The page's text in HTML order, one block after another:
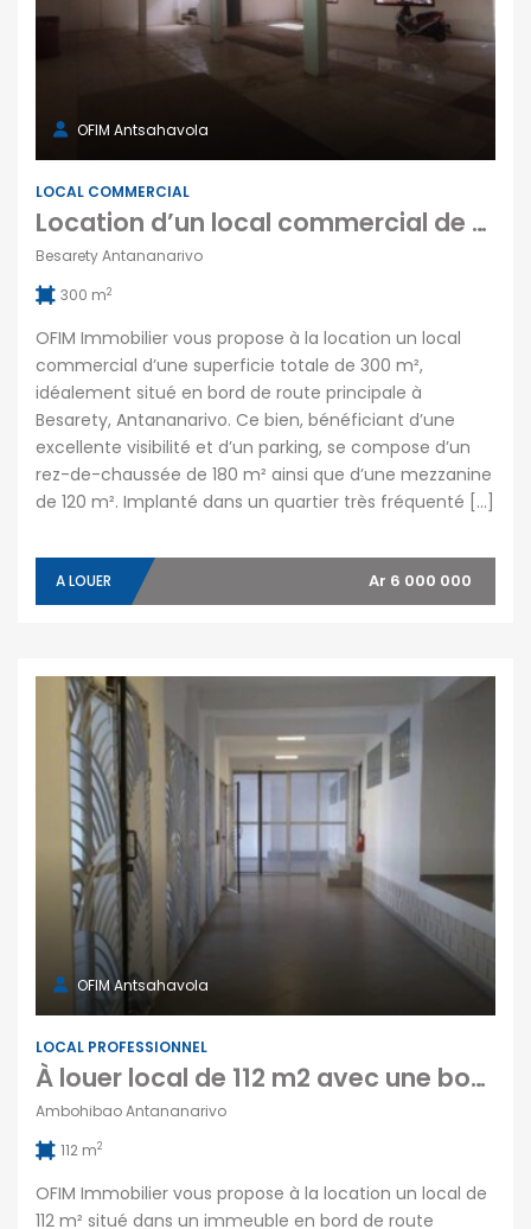
OFIM Antsahavola
LOCAL COMMERCIAL
Location d’un local commercial de 300 m2 situé en bord de route principale à Besarety Antananarivo
Besarety Antananarivo
300 m2
OFIM Immobilier vous propose à la location un local
commercial d’une superficie totale de 300 m²,
idéalement situé en bord de route principale à
Besarety, Antananarivo. Ce bien, bénéficiant d’une
excellente visibilité et d’un parking, se compose d’un
rez-de-chaussée de 180 m² ainsi que d’une mezzanine
de 120 m². Implanté dans un quartier très fréquenté […]
A LOUER Ar 6 000 000
OFIM Antsahavola
LOCAL PROFESSIONNEL
À louer local de 112 m2 avec une bonne visibilité situé en bord de route à Ambohibao Antananarivo
Ambohibao Antananarivo
112 m2
OFIM Immobilier vous propose à la location un local de
112 m² situé dans un immeuble en bord de route